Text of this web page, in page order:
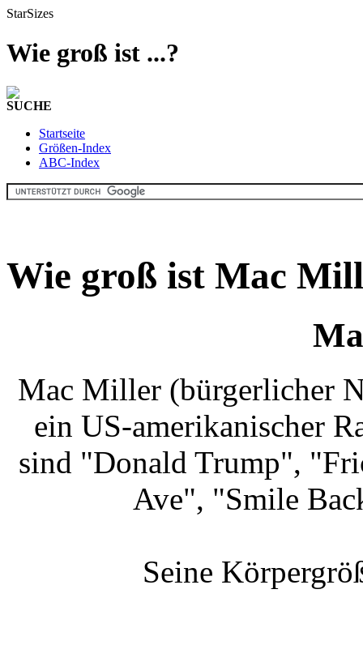
StarSizes
Wie groß ist ...?
SUCHE
Startseite
Größen-Index
ABC-Index
Wie groß ist Mac
Mac Miller (bürgerlicher
ein US-amerikanischer
sind "Donald Trump",
Ave", "Smile
Seine